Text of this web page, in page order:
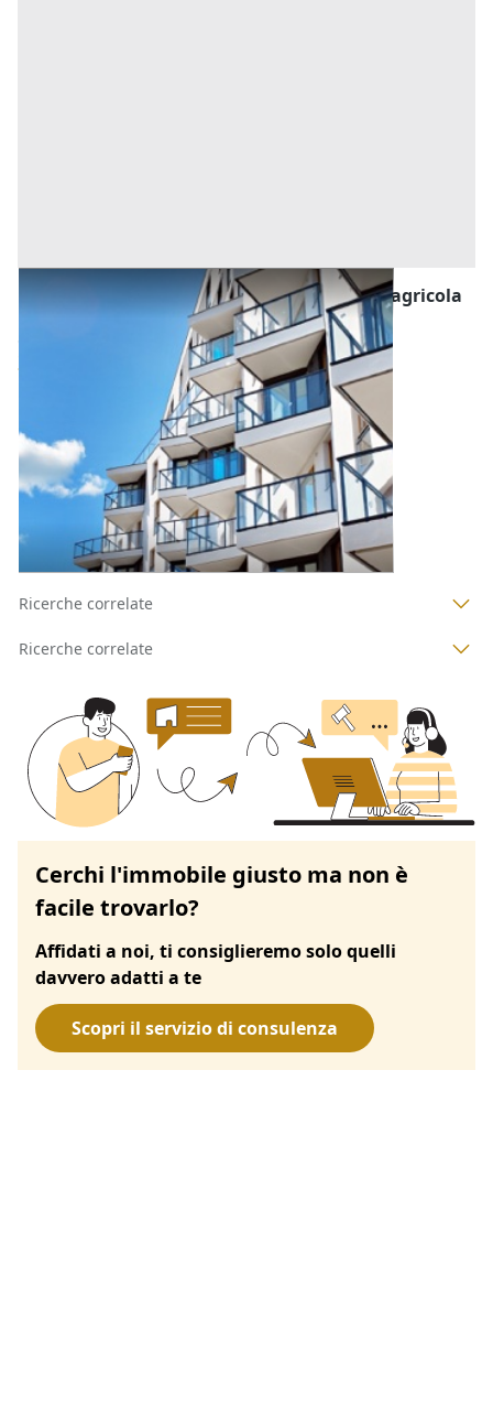
Asta Fabbricato residenziale con porzione agricola
e terreno annesso
(Padova)
236.250 € 315.000 €
a63ceec8
Asta chiusa
1 2 3 4
Ricerche correlate
Ricerche correlate
Cerchi l'immobile giusto ma non è
facile trovarlo?
Affidati a noi, ti consiglieremo solo quelli
davvero adatti a te
Scopri il servizio di consulenza